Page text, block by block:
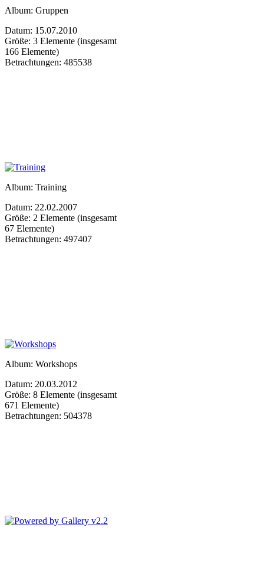
Album: Gruppen
Datum: 15.07.2010
Größe: 3 Elemente (insgesamt
166 Elemente)
Betrachtungen: 485538
Album: Training
Datum: 22.02.2007
Größe: 2 Elemente (insgesamt
67 Elemente)
Betrachtungen: 497407
Album: Workshops
Datum: 20.03.2012
Größe: 8 Elemente (insgesamt
671 Elemente)
Betrachtungen: 504378